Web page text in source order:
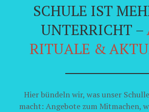
SCHULE IST
UNTERRICHT –
RITUALE &
Hier bündeln wir, was unser
macht: Angebote zum Mitmachen,